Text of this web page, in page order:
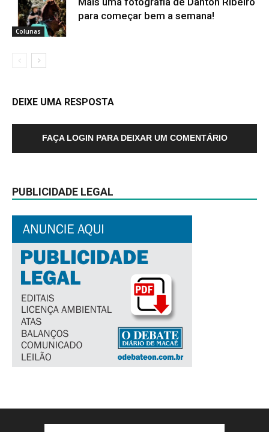
Colunas
para começar bem a semana!
DEIXE UMA RESPOSTA
FAÇA LOGIN PARA DEIXAR UM COMENTÁRIO
PUBLICIDADE LEGAL